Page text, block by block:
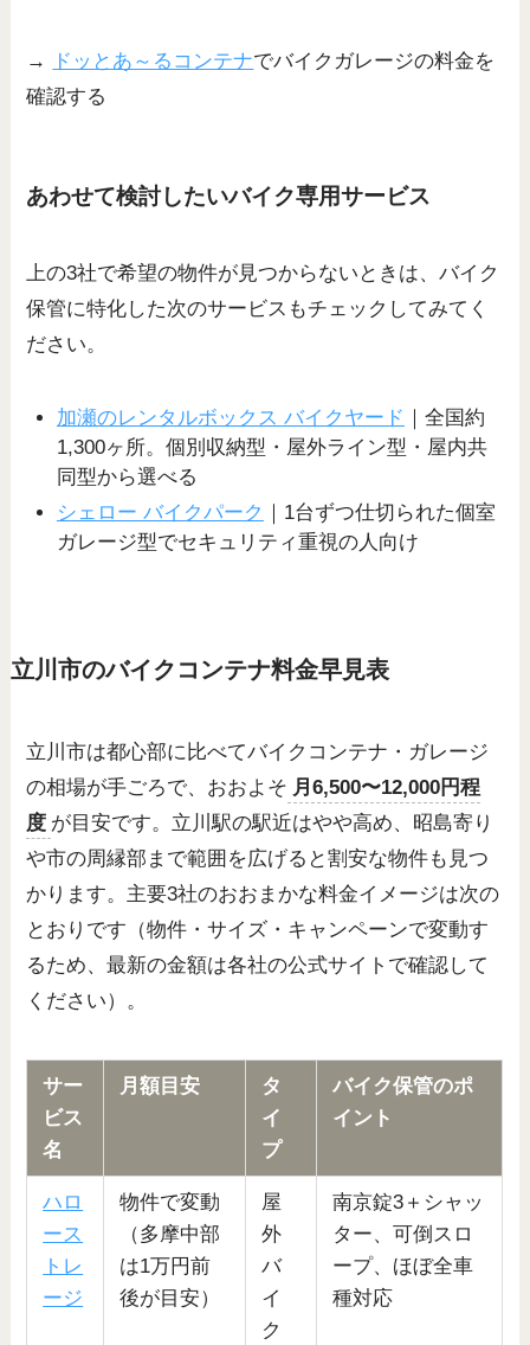
→ ドッとあ～るコンテナでバイクガレージの料金を
確認する
あわせて検討したいバイク専用サービス
上の3社で希望の物件が見つからないときは、バイク
保管に特化した次のサービスもチェックしてみてく
ださい。
加瀬のレンタルボックス バイクヤード
｜全国約
1,300ヶ所。個別収納型・屋外ライン型・屋内共
同型から選べる
シェロー バイクパーク ｜1台ずつ仕切られた個室
ガレージ型でセキュリティ重視の人向け
立川市のバイクコンテナ料金早見表
立川市は都心部に比べてバイクコンテナ・ガレージ
の相場が手ごろで、おおよそ 月6,500〜12,000円程
度 が目安です。立川駅の駅近はやや高め、昭島寄り
や市の周縁部まで範囲を広げると割安な物件も見つ
かります。主要3社のおおまかな料金イメージは次の
とおりです（物件・サイズ・キャンペーンで変動す
るため、最新の金額は各社の公式サイトで確認して
ください）。
サー
ビス
名
月額目安
タ
イ
プ
バイク保管のポ
イント
ハロ
ース
トレ
ージ
物件で変動
（多摩中部
は1万円前
後が目安）
屋
外
バ
イ
ク
南京錠3＋シャッ
ター、可倒スロ
ープ、ほぼ全車
種対応